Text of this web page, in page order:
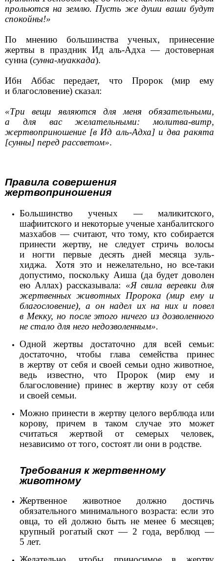
прольются на землю. Пусть же души ваши будут
спокойны!»
По мнению большинства ученых, принесение
жертвы в праздник Ид аль-Адха — достоверная
сунна (сунна-муаккада).
Ибн Аббас передает, что Пророк (мир ему
и благословение) сказал:
«Три вещи являются для меня обязательными,
а для вас желательными: молитва-витр,
жертвоприношение [в Ид аль-Адха] и два ракята
[сунны] перед рассветом».
Правила совершения
жертвоприношения
Большинство ученых — маликитского,
шафиитского и некоторые ученые ханбалитского
мазхабов — считают, что тому, кто собирается
принести жертву, не следует стричь волосы
и ногти первые десять дней месяца зуль-
хиджа.
Хотя это и нежелательно, но все-таки
допустимо, поскольку Аиша (да будет доволен
ею Аллах) рассказывала: «Я свила веревки для
жертвенных животных Пророка (мир ему и
благословение), а он надел их на них и повел
в Мекку, но после этого ничего из дозволенного
не стало для него недозволенным».
Одной жертвы достаточно для всей семьи:
достаточно, чтобы глава семейства принес
в жертву от себя и своей семьи одно животное,
ведь известно, что Пророк (мир ему и
благословение) принес в жертву козу от себя
и своей семьи.
Можно принести в жертву целого верблюда или
корову, причем в таком случае это может
считаться жертвой от семерых человек,
независимо от того, состоят ли они в родстве.
Требования к жертвенному
животному
Жертвенное животное должно достичь
обязательного минимального возраста: если это
овца, то ей должно быть не менее 6 месяцев;
крупный рогатый скот — 2 года, верблюд —
5 лет.